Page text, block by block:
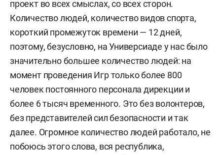
проект во всех смыслах, со всех сторон.
Количество людей, количество видов спорта,
короткий промежуток времени — 12 дней,
поэтому, безусловно, на Универсиаде у нас было
значительно большее количество людей: на
момент проведения Игр только более 800
человек постоянного персонала дирекции и
более 6 тысяч временного. Это без волонтеров,
без представителей сил безопасности и так
далее. Огромное количество людей работало, не
побоюсь этого слова, вся республика,